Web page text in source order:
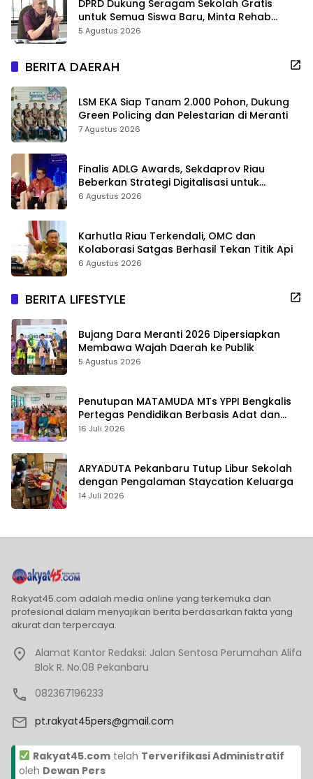
DPRD Dukung Seragam Sekolah Gratis
untuk Semua Siswa Baru, Minta Rehab
Sekolah Jangan Dikurangi
5 Agustus 2026
BERITA DAERAH
LSM EKA Siap Tanam 2.000 Pohon, Dukung
Green Policing dan Pelestarian di Meranti
7 Agustus 2026
Finalis ADLG Awards, Sekdaprov Riau
Beberkan Strategi Digitalisasi untuk
Tingkatkan Layanan Publik
6 Agustus 2026
Karhutla Riau Terkendali, OMC dan
Kolaborasi Satgas Berhasil Tekan Titik Api
6 Agustus 2026
BERITA LIFESTYLE
Bujang Dara Meranti 2026 Dipersiapkan
Membawa Wajah Daerah ke Publik
5 Agustus 2026
Penutupan MATAMUDA MTs YPPI Bengkalis
Pertegas Pendidikan Berbasis Adat dan
Karakter
16 Juli 2026
ARYADUTA Pekanbaru Tutup Libur Sekolah
dengan Pengalaman Staycation Keluarga
14 Juli 2026
Rakyat45.com adalah media online yang terkemuka dan
profesional dalam menyajikan berita berdasarkan fakta yang
akurat dan terpercaya.
Alamat Kantor Redaksi: Jalan Sentosa Perumahan Alifa
Blok R. No.08 Pekanbaru
082367196233
pt.rakyat45pers@gmail.com
Rakyat45.comtelah Terverifikasi Administratif
oleh Dewan Pers